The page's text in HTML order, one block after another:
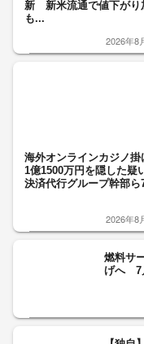
新 新米流通で値下がり
も...
2026年8
海外オンラインカジノ掛
1億1500万円を隠した疑
決済代行グループ幹部ら
2026年8
燃料サ
げへ 7